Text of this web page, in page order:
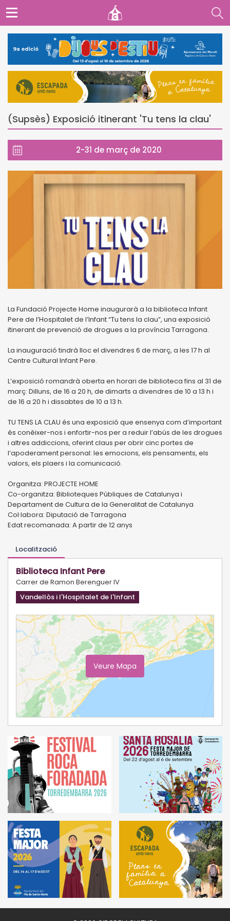
(Supsès) Exposició itinerant 'Tu tens la clau'
2-31 de març de 2020
La Fundació Projecte Home inaugurarà a la biblioteca Infant
Pere de l’Hospitalet de l’Infant “Tu tens la clau”, una exposició
itinerant de prevenció de drogues a la província Tarragona.
La inauguració tindrà lloc el divendres 6 de març, a les 17 h al
Centre Cultural Infant Pere.
L’exposició romandrà oberta en horari de biblioteca fins al 31 de
març: Dilluns, de 16 a 20 h, de dimarts a divendres de 10 a 13 h i
de 16 a 20 h i dissabtes de 10 a 13 h.
TU TENS LA CLAU és una exposició que ensenya com d’important
és conèixer-nos i enfortir-nos per a reduir l’abús de les drogues
i altres addiccions, oferint claus per obrir cinc portes de
l’apoderament personal: les emocions, els pensaments, els
valors, els plaers i la comunicació.
Organitza: PROJECTE HOME
Co-organitza: Biblioteques Públiques de Catalunya i
Departament de Cultura de la Generalitat de Catalunya
Col·labora: Diputació de Tarragona
Edat recomanada: A partir de 12 anys
Localització
Biblioteca Infant Pere
Carrer de Ramon Berenguer IV
Vandellòs i l'Hospitalet de l'Infant
Veure Mapa